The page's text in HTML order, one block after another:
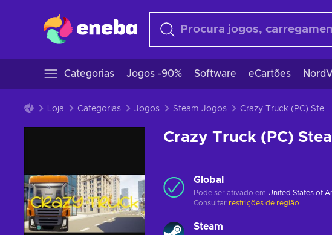
Categorias Jogos -90% Software eCartões
Loja Categorias Jogos Steam Jogos Crazy Truck (PC) Steam Key GLOBAL
Crazy Truck (PC)
Global
Pode ser ativado em United States of
Consultar restrições de região
Steam